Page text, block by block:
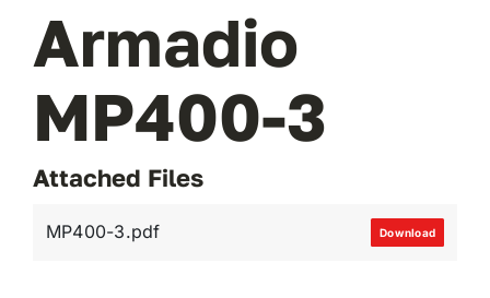
VAI AL PREVENTIVO
Armadio
MP400-3
Attached Files
MP400-3.pdf Download